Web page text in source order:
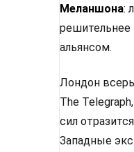
Меланшона:
решительнее
альянсом.
Лондон
The
сил
Западные